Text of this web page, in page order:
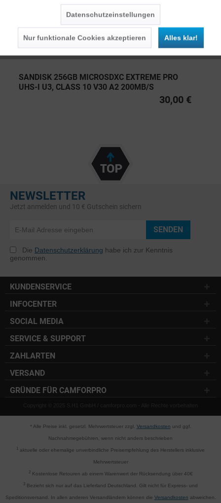
SANDISK 256GB MICROSDXC EXTREME PRO
UHS-I U3, CLASS 10 V30 A2 200MB/S
30,00 €
NEWSLETTER
Jetzt anmelden und 10 € Gutschein sichern
SENDEN
Die Datenschutzerklärung habe ich zur Kenntnis
genommen.
KUNDENSERVICE
INFOCENTER
SOCIAL MEDIA
SERVICE & SUPPORT
ZAHLARTEN
VERSAND
GRÜNDE FÜR CAMFORPRO
Copyright © 2025 S.H1 GmbH / camforpro.com - Alle Rechte vorbehalten
* Alle Preise inkl. gesetzl. Mehrwertsteuer zzgl. Versandkosten und ggf.
Nachnahmegebühren, wenn nicht anders beschrieben
aktuelle oder ehemalige unverbindliche Preisempfehlung des Herstellers inklusive
Mehrwertsteuer
2Kostenlose Retouren ab einem Warenwert der Rücksendung über 40€
3 Bezieht sich nur auf das Lieferland Deutschland. Gilt nicht für Express- und
Speditionsversand. In allen anderen Versandländern können die Versandkosten abweichen.
Datenschutzeinstellungen
Nur funktionale Cookies akzeptieren Alles klar!